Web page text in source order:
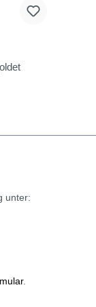
unter:
.